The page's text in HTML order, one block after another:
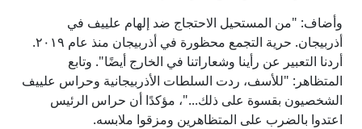
وأضاف: "من المستحيل الاحتجاج ضد إلهام علييف في
أذربيجان. حرية التجمع محظورة في أذربيجان منذ عام ٢٠١٩.
أردنا التعبير عن رأينا وشعاراتنا في الخارج أيضًا". وتابع
المتظاهر: "للأسف، ردت السلطات الأذربيجانية وحراس علييف
الشخصيون بقسوة على ذلك..."، مؤكدًا أن حراس الرئيس
اعتدوا بالضرب على المتظاهرين ومزقوا ملابسه.